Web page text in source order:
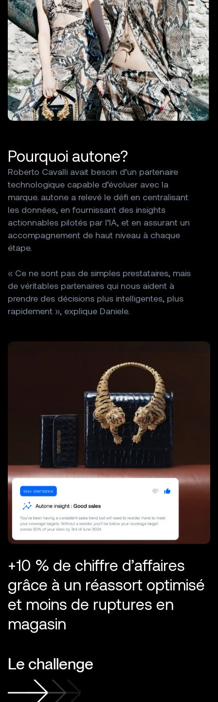
Pourquoi autone?
Roberto Cavalli avait besoin d’un partenaire
technologique capable d’évoluer avec la
marque. autone a relevé le défi en centralisant
les données, en fournissant des insights
actionnables pilotés par l’IA, et en assurant un
accompagnement de haut niveau à chaque
étape.
« Ce ne sont pas de simples prestataires, mais
de véritables partenaires qui nous aident à
prendre des décisions plus intelligentes, plus
rapidement », explique Daniele.
+10 % de chiffre d’affaires
grâce à un réassort optimisé
et moins de ruptures en
magasin
Le challenge